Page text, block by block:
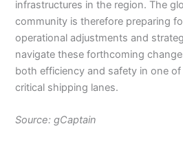
infrastructures in the region. The
community is therefore preparing
operational adjustments and
navigate these forthcoming
both efficiency and safety in one of
critical shipping lanes.
Source: gCaptain